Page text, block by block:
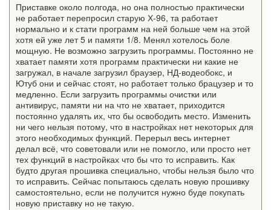
Приставке около полгода, но она полностью практически
не работает перепросил старую Х-96, та работает
нормально и к стати программ на ней больше чем на этой
хотя ей уже лет 5 и памяти 1/8. Менял хотелось боле
мощную. Не возможно загрузить программы. Постоянно не
хватает памяти хотя программ практически ни какие не
загружал, в начале загрузил браузер, НД-водеобокс, и
Ютуб они и сейчас стоят, но работает только брацузер и то
медленно. Если загрузить программы очистки или
антивирус, памяти ни на что не хватает, приходится
постоянно удалять их, что бы освободить место. Изменить
ни чего нельзя потому, что в настройках нет некоторых для
этого необходимых функций. Перерыл весь интернет
делал всё, что советовали или не помогло, или просто нет
тех функций в настройках что бы что то исправить. Как
будто другая прошивка специально, чтобы нельзя было что
то исправить. Сейчас попытаюсь сделать новую прошивку
самостоятельно, если не получится нужно буде покупать
новую приставку но не такую.